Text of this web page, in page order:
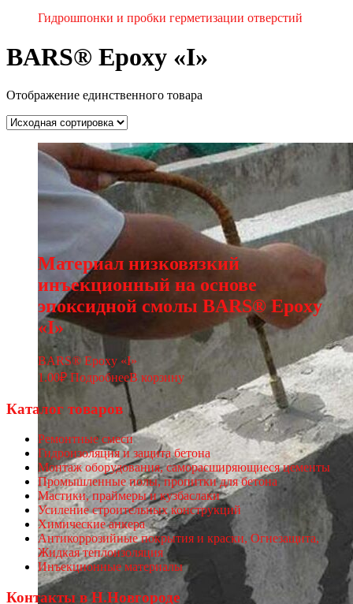
Гидрошпонки и пробки герметизации отверстий
BARS® Epoxy «I»
Отображение единственного товара
Материал низковязкий
инъекционный на основе
эпоксидной смолы BARS® Epoxy
«I»
BARS® Epoxy «I»
1.00₽ ПодробнееВ корзину
Каталог товаров
Ремонтные смеси
Гидроизоляция и защита бетона
Монтаж оборудования, саморасширяющиеся цементы
Промышленные полы, пропитки для бетона
Мастики, праймеры и кузбаслаки
Усиление строительных конструкций
Химические анкера
Антикоррозийные покрытия и краски, Огнезащита,
Жидкая теплоизоляция
Инъекционные материалы
Контакты в Н.Новгороде